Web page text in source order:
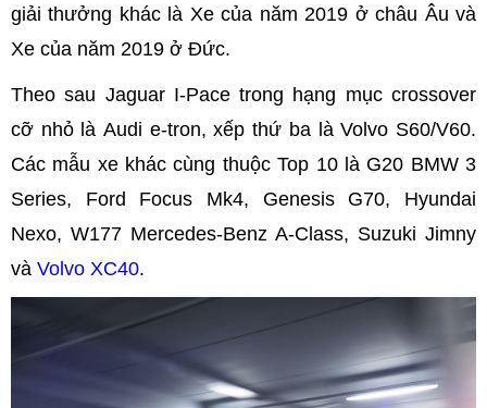
giải thưởng khác là Xe của năm 2019 ở châu Âu và
Xe của năm 2019 ở Đức.
Theo sau Jaguar I-Pace trong hạng mục crossover
cỡ nhỏ là Audi e-tron, xếp thứ ba là Volvo S60/V60.
Các mẫu xe khác cùng thuộc Top 10 là G20 BMW 3
Series, Ford Focus Mk4, Genesis G70, Hyundai
Nexo, W177 Mercedes-Benz A-Class, Suzuki Jimny
và Volvo XC40.